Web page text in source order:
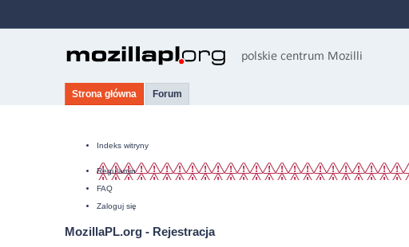
Strona główna Forum
Indeks witryny
Regulamin
FAQ
Zaloguj się
MozillaPL.org - Rejestracja